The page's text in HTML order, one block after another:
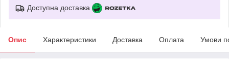
Доступна доставка
Опис Характеристики Доставка Оплата Умови